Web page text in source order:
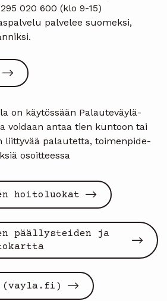
020 600 (klo 9-15)
palvelee suomeksi,
on käytössään Palauteväylä-
voidaan antaa tien kuntoon tai
liittyvää palautetta, toimenpide-
osoitteessa
hoitoluokat
päällysteiden ja
(vayla.fi)